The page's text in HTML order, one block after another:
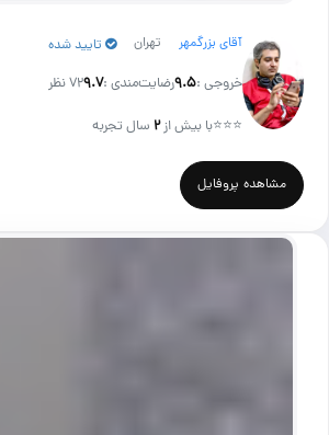
آقای بزرگمهر تهران تایید شده
خروجی :۹.۵رضایت‌مندی :۹.۷72 نظر
⭐⭐⭐با بیش از۲ سال تجربه
مشاهده پروفایل